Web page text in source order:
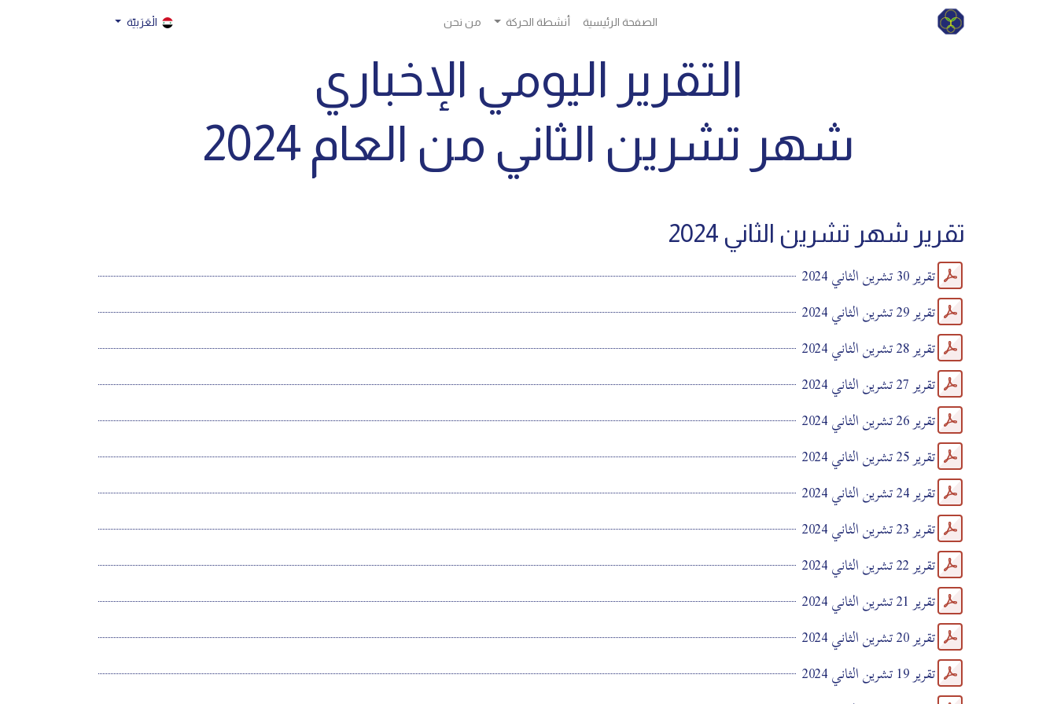
الصفحة الرئيسية أنشطة الحركة من نحن الْعَرَبيّة
التقرير اليومي الإخباري
شهر تشرين الثاني من العام 2024
تقرير شهر تشرين الثاني 2024
تقرير 30 تشرين الثاني 2024
تقرير 29 تشرين الثاني 2024
تقرير 28 تشرين الثاني 2024
تقرير 27 تشرين الثاني 2024
تقرير 26 تشرين الثاني 2024
تقرير 25 تشرين الثاني 2024
تقرير 24 تشرين الثاني 2024
تقرير 23 تشرين الثاني 2024
تقرير 22 تشرين الثاني 2024
تقرير 21 تشرين الثاني 2024
تقرير 20 تشرين الثاني 2024
تقرير 19 تشرين الثاني 2024
الشراكة والعدالة والتنمية